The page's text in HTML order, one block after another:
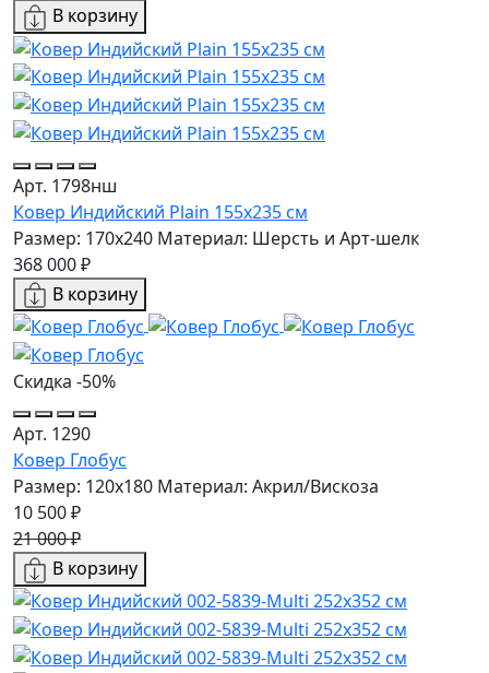
В корзину
Арт. 1798нш
Ковер Индийский Plain 155x235 см
Размер: 170x240 Материал: Шерсть и Арт-шелк
368 000 ₽
В корзину
Скидка -50%
Арт. 1290
Ковер Глобус
Размер: 120x180 Материал: Акрил/Вискоза
10 500 ₽
21 000 ₽
В корзину